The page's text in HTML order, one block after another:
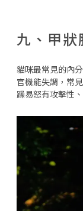
九、甲狀
貓咪最常見的內
官機能失調，常
躁易怒有攻擊性